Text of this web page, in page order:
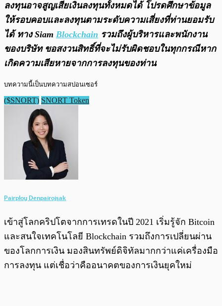
ลงทุนอาจสูญเสียเงินลงทุนทั้งหมดได้ โปรดศึกษาข้อมูล
ให้รอบคอบและลงทุนตามระดับความเสี่ยงที่ท่านยอมรับ
ได้ ทาง Siam Blockchain รวมถึงผู้บริหารและพนักงาน
ของบริษัท ขอสงวนสิทธิ์ที่จะไม่รับผิดชอบในทุกกรณีหาก
เกิดความเสียหายจากการลงทุนของท่าน
บทความนี้เป็นบทความสปอนเซอร์
($SNORT) SNORT Token
Pairploy Denpairojsak
เข้าสู่โลกคริปโตจากการเทรดในปี 2021 เริ่มรู้จัก Bitcoin
และสนใจเทคโนโลยี Blockchain รวมถึงการเปลี่ยนผ่าน
ของโลกการเงิน มองสินทรัพย์ดิจิทัลมากกว่าแค่เครื่องมือ
การลงทุน แต่เชื่อว่าคืออนาคตของการเงินยุคใหม่